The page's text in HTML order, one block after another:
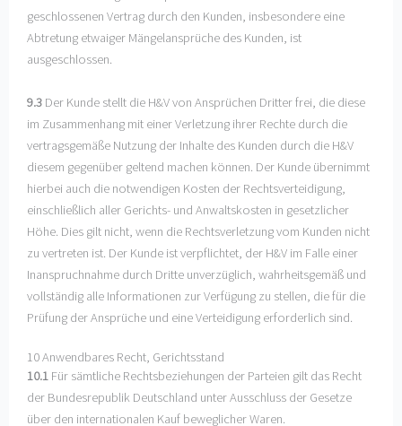
geschlossenen Vertrag durch den Kunden, insbesondere eine
Abtretung etwaiger Mängelansprüche des Kunden, ist
ausgeschlossen.
9.3 Der Kunde stellt die H&V von Ansprüchen Dritter frei, die diese
im Zusammenhang mit einer Verletzung ihrer Rechte durch die
vertragsgemäße Nutzung der Inhalte des Kunden durch die H&V
diesem gegenüber geltend machen können. Der Kunde übernimmt
hierbei auch die notwendigen Kosten der Rechtsverteidigung,
einschließlich aller Gerichts- und Anwaltskosten in gesetzlicher
Höhe. Dies gilt nicht, wenn die Rechtsverletzung vom Kunden nicht
zu vertreten ist. Der Kunde ist verpflichtet, der H&V im Falle einer
Inanspruchnahme durch Dritte unverzüglich, wahrheitsgemäß und
vollständig alle Informationen zur Verfügung zu stellen, die für die
Prüfung der Ansprüche und eine Verteidigung erforderlich sind.
10 Anwendbares Recht, Gerichtsstand
10.1 Für sämtliche Rechtsbeziehungen der Parteien gilt das Recht
der Bundesrepublik Deutschland unter Ausschluss der Gesetze
über den internationalen Kauf beweglicher Waren.